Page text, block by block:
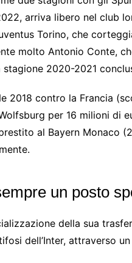
arriva libero nel club
Torino, che
molto Antonio Conte,
2020-2021
2018 contro la Francia
per 16 milioni di
al Bayern Monaco
un posto
della sua
dell’Inter, attraverso